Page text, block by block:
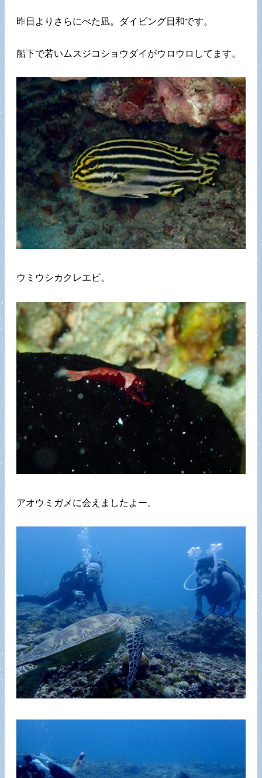
昨日よりさらにべた凪。ダイビング日和です。
船下で若いムスジコショウダイがウロウロしてます。
ウミウシカクレエビ。
アオウミガメに会えましたよー。